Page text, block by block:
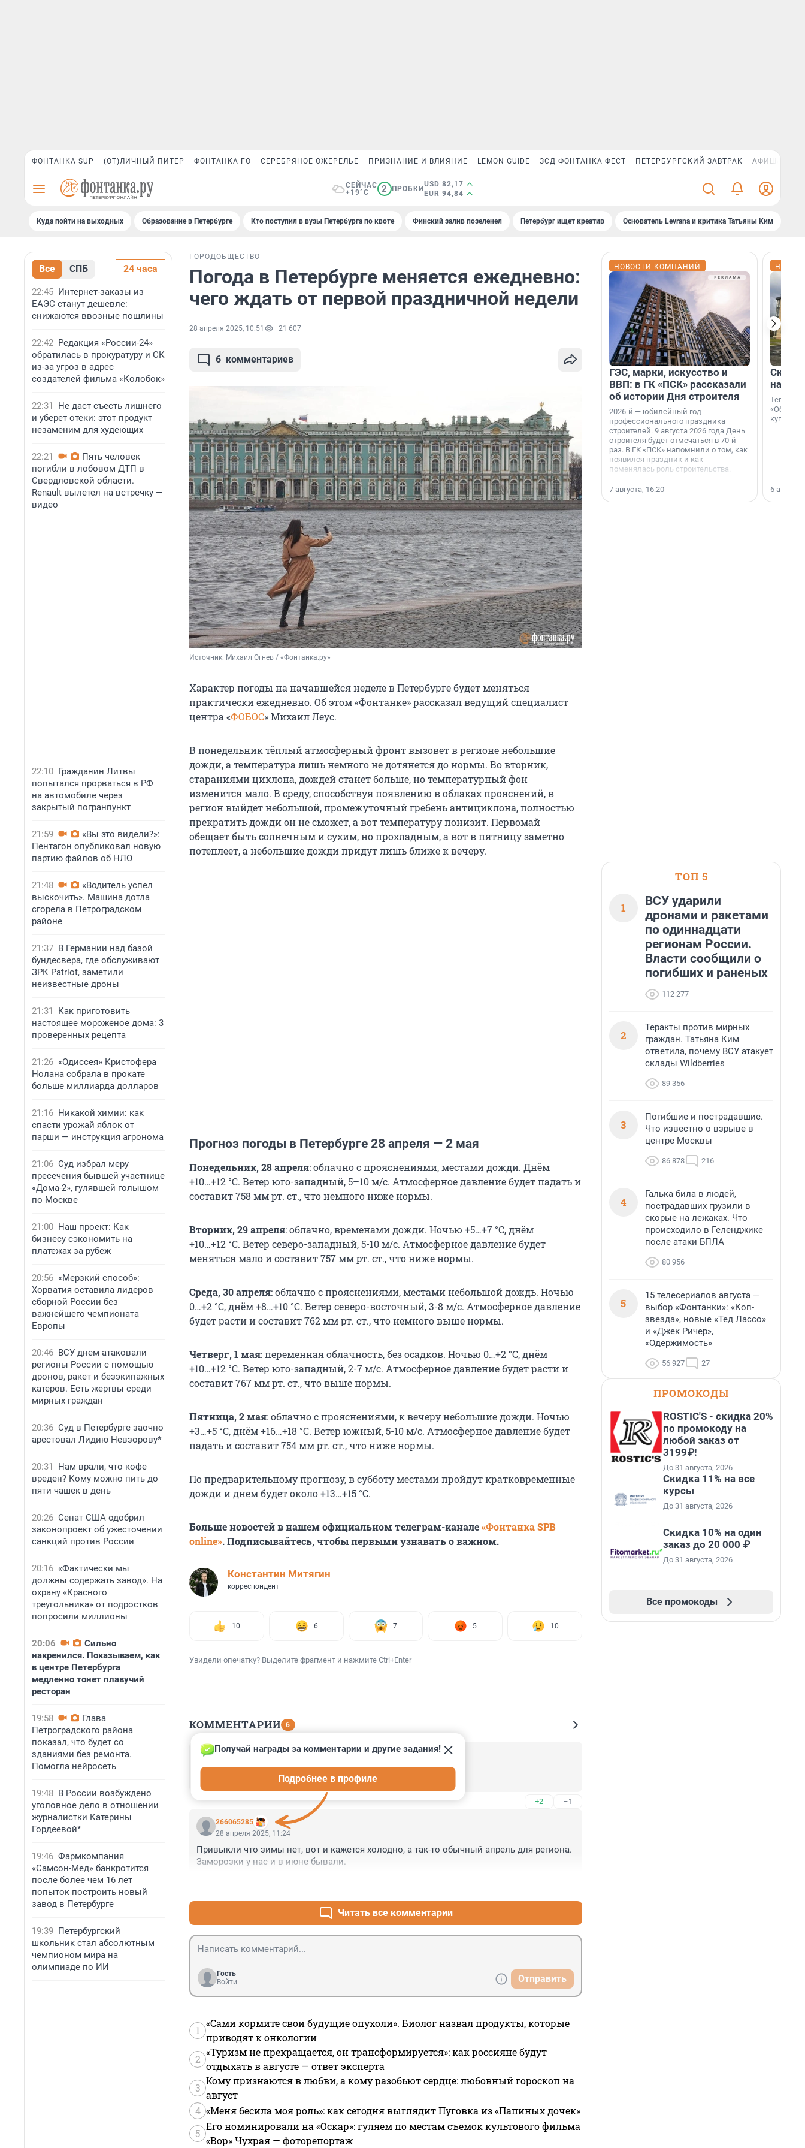
ФОНТАНКА SUP (ОТ)ЛИЧНЫЙ ПИТЕР ФОНТАНКА ГО СЕРЕБРЯНОЕ ОЖЕРЕЛЬЕ ПРИЗНАНИЕ И ВЛИЯНИЕ LEMON GUIDE ЗСД ФОНТАНКА ФЕСТ ПЕТЕРБУРГСКИЙ ЗАВТРАК АФИША PLUS
СЕЙЧАС
+19°C
2 ПРОБКИ
USD 82,17
EUR 94,84
Куда пойти на выходных Образование в Петербурге Кто поступил в вузы Петербурга по квоте Финский залив позеленел Петербург ищет креатив Основатель Levrana и критика Татьяны Ким
Все СПБ 24 часа
22:45 Интернет-заказы из
ЕАЭС станут дешевле:
снижаются ввозные пошлины
22:42 Редакция «России-24»
обратилась в прокуратуру и СК
из-за угроз в адрес
создателей фильма «Колобок»
22:31
Не даст съесть лишнего
и уберет отеки: этот продукт
незаменим для худеющих
22:21
Пять человек
погибли в лобовом ДТП в
Свердловской области.
Renault вылетел на встречку —
видео
22:10 Гражданин Литвы
попытался прорваться в РФ
на автомобиле через
закрытый погранпункт
21:59
«Вы это видели?»:
Пентагон опубликовал новую
партию файлов об НЛО
21:48
«Водитель успел
выскочить». Машина дотла
сгорела в Петроградском
районе
21:37 В Германии над базой
бундесвера, где обслуживают
ЗРК Patriot, заметили
неизвестные дроны
21:31
Как приготовить
настоящее мороженое дома: 3
проверенных рецепта
21:26 «Одиссея» Кристофера
Нолана собрала в прокате
больше миллиарда долларов
21:16 Никакой химии: как
спасти урожай яблок от
парши — инструкция агронома
21:06 Суд избрал меру
пресечения бывшей участнице
«Дома-2», гулявшей голышом
по Москве
21:00 Наш проект: Как
бизнесу сэкономить на
платежах за рубеж
20:56 «Мерзкий способ»:
Хорватия оставила лидеров
сборной России без
важнейшего чемпионата
Европы
20:46 ВСУ днем атаковали
регионы России с помощью
дронов, ракет и безэкипажных
катеров. Есть жертвы среди
мирных граждан
20:36 Суд в Петербурге заочно
арестовал Лидию Невзорову*
20:31
Нам врали, что кофе
вреден? Кому можно пить до
пяти чашек в день
20:26 Сенат США одобрил
законопроект об ужесточении
санкций против России
20:16 «Фактически мы
должны содержать завод». На
охрану «Красного
треугольника» от подростков
попросили миллионы
20:06
Сильно
накренился. Показываем, как
в центре Петербурга
медленно тонет плавучий
ресторан
19:58
Глава
Петроградского района
показал, что будет со
зданиями без ремонта.
Помогла нейросеть
19:48 В России возбуждено
уголовное дело в отношении
журналистки Катерины
Гордеевой*
19:46 Фармкомпания
«Самсон-Мед» банкротится
после более чем 16 лет
попыток построить новый
завод в Петербурге
19:39 Петербургский
школьник стал абсолютным
чемпионом мира на
олимпиаде по ИИ
ГОРОДОБЩЕСТВО
Погода в Петербурге меняется ежедневно:
чего ждать от первой праздничной недели
28 апреля 2025, 10:51 21 607
6 комментариев
Источник: Михаил Огнев / «Фонтанка.ру»
Характер погоды на начавшейся неделе в Петербурге будет меняться
практически ежедневно. Об этом «Фонтанке» рассказал ведущий специалист
центра «ФОБОС» Михаил Леус.
В понедельник тёплый атмосферный фронт вызовет в регионе небольшие
дожди, а температура лишь немного не дотянется до нормы. Во вторник,
стараниями циклона, дождей станет больше, но температурный фон
изменится мало. В среду, способствуя появлению в облаках прояснений, в
регион выйдет небольшой, промежуточный гребень антициклона, полностью
прекратить дожди он не сможет, а вот температуру понизит. Первомай
обещает быть солнечным и сухим, но прохладным, а вот в пятницу заметно
потеплеет, а небольшие дожди придут лишь ближе к вечеру.
Прогноз погоды в Петербурге 28 апреля — 2 мая
Понедельник, 28 апреля: облачно с прояснениями, местами дожди. Днём
+10…+12 °С. Ветер юго-западный, 5–10 м/с. Атмосферное давление будет падать и
составит 758 мм рт. ст., что немного ниже нормы.
Вторник, 29 апреля: облачно, временами дожди. Ночью +5…+7 °С, днём
+10…+12 °С. Ветер северо-западный, 5-10 м/с. Атмосферное давление будет
меняться мало и составит757 мм рт. ст., что ниже нормы.
Среда, 30 апреля: облачно с прояснениями, местами небольшой дождь. Ночью
0…+2 °С, днём+8…+10 °С. Ветер северо-восточный, 3-8 м/с. Атмосферное давление
будет расти и составит762 мм рт. ст., что немного выше нормы.
Четверг, 1 мая: переменная облачность, без осадков. Ночью 0…+2 °С, днём
+10…+12 °С. Ветер юго-западный, 2-7 м/с. Атмосферное давление будет расти и
составит767 мм рт. ст., что выше нормы.
Пятница, 2 мая: облачно с прояснениями, к вечеру небольшие дожди. Ночью
+3…+5 °С, днём+16…+18 °С. Ветер южный, 5-10 м/с. Атмосферное давление будет
падать и составит754 мм рт. ст., что ниже нормы.
По предварительному прогнозу, в субботу местами пройдут кратковременные
дожди и днем будет около+13…+15 °С.
Больше новостей в нашем официальном телеграм-канале«Фонтанка SPB
online». Подписывайтесь, чтобы первыми узнавать о важном.
Константин Митягин
корреспондент
10 6 7 5 10
Увидели опечатку? Выделите фрагмент и нажмите Ctrl+Enter
КОММЕНТАРИИ 6
Гость
Нормальная погода!!
+2 –1
266065285
Получай награды за комментарии и другие задания!
Подробнее в профиле
28 апреля 2025, 11:24
Привыкли что зимы нет, вот и кажется холодно, а так-то обычный апрель для региона.
Заморозки у нас и в июне бывали.
Читать все комментарии
Гость
Войти
Отправить
1
«Сами кормите свои будущие опухоли». Биолог назвал продукты, которые
приводят к онкологии
2
«Туризм не прекращается, он трансформируется»: как россияне будут
отдыхать в августе — ответ эксперта
3
Кому признаются в любви, а кому разобьют сердце: любовный гороскоп на
август
4 «Меня бесила моя роль»: как сегодня выглядит Пуговка из «Папиных дочек»
5
Его номинировали на «Оскар»: гуляем по местам съемок культового фильма
«Вор» Чухрая — фоторепортаж
НОВОСТИ КОМПАНИЙ
ГЭС, марки, искусство и
ВВП: в ГК «ПСК» рассказали
об истории Дня строителя
2026-й — юбилейный год
профессионального праздника
строителей. 9 августа 2026 года День
строителя будет отмечаться в 70-й
раз. В ГК «ПСК» напомнили о том, как
появился праздник и как
поменялась роль строительства.
7 августа, 16:20
на
Теперь
купить
6
ТОП 5
1
ВСУ ударили
дронами и ракетами
по одиннадцати
регионам России.
Власти сообщили о
погибших и раненых
112 277
2
Теракты против мирных
граждан. Татьяна Ким
ответила, почему ВСУ атакует
склады Wildberries
89 356
3
Погибшие и пострадавшие.
Что известно о взрыве в
центре Москвы
86 878 216
4
Галька била в людей,
пострадавших грузили в
скорые на лежаках. Что
происходило в Геленджике
после атаки БПЛА
80 956
5
15 телесериалов августа —
выбор «Фонтанки»: «Коп-
звезда», новые «Тед Лассо»
и «Джек Ричер»,
«Одержимость»
56 927 27
ПРОМОКОДЫ
ROSTIC'S - скидка 20%
по промокоду на
любой заказ от
3199₽!
До 31 августа, 2026
Скидка 11% на все
курсы
До 31 августа, 2026
Скидка 10% на один
заказ до 20 000 ₽
До 31 августа, 2026
Все промокоды